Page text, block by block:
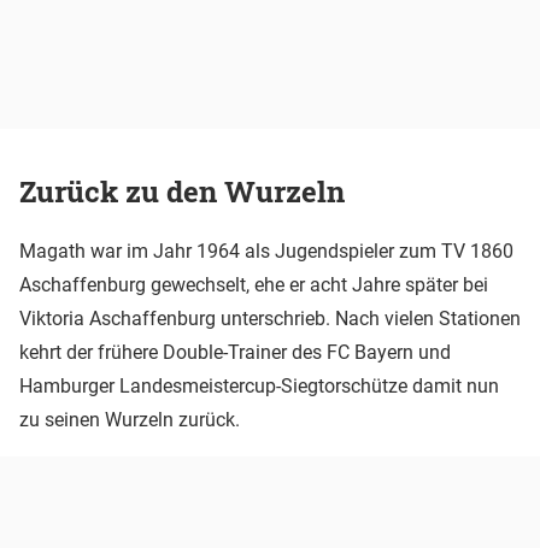
Zurück zu den Wurzeln
Magath war im Jahr 1964 als Jugendspieler zum TV 1860
Aschaffenburg gewechselt, ehe er acht Jahre später bei
Viktoria Aschaffenburg unterschrieb. Nach vielen Stationen
kehrt der frühere Double-Trainer des FC Bayern und
Hamburger Landesmeistercup-Siegtorschütze damit nun
zu seinen Wurzeln zurück.